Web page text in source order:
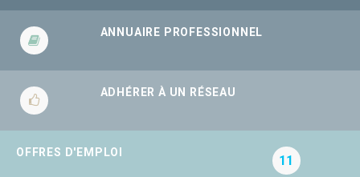
ANNUAIRE PROFESSIONNEL
ADHÉRER À UN RÉSEAU
OFFRES D'EMPLOI
11